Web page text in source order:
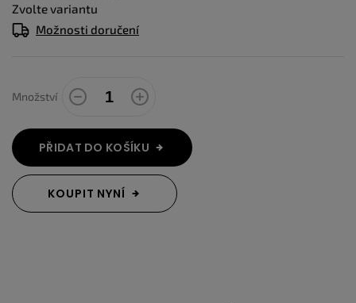
Zvolte variantu
Možnosti doručení
Množství
PŘIDAT DO KOŠÍKU
KOUPIT NYNÍ